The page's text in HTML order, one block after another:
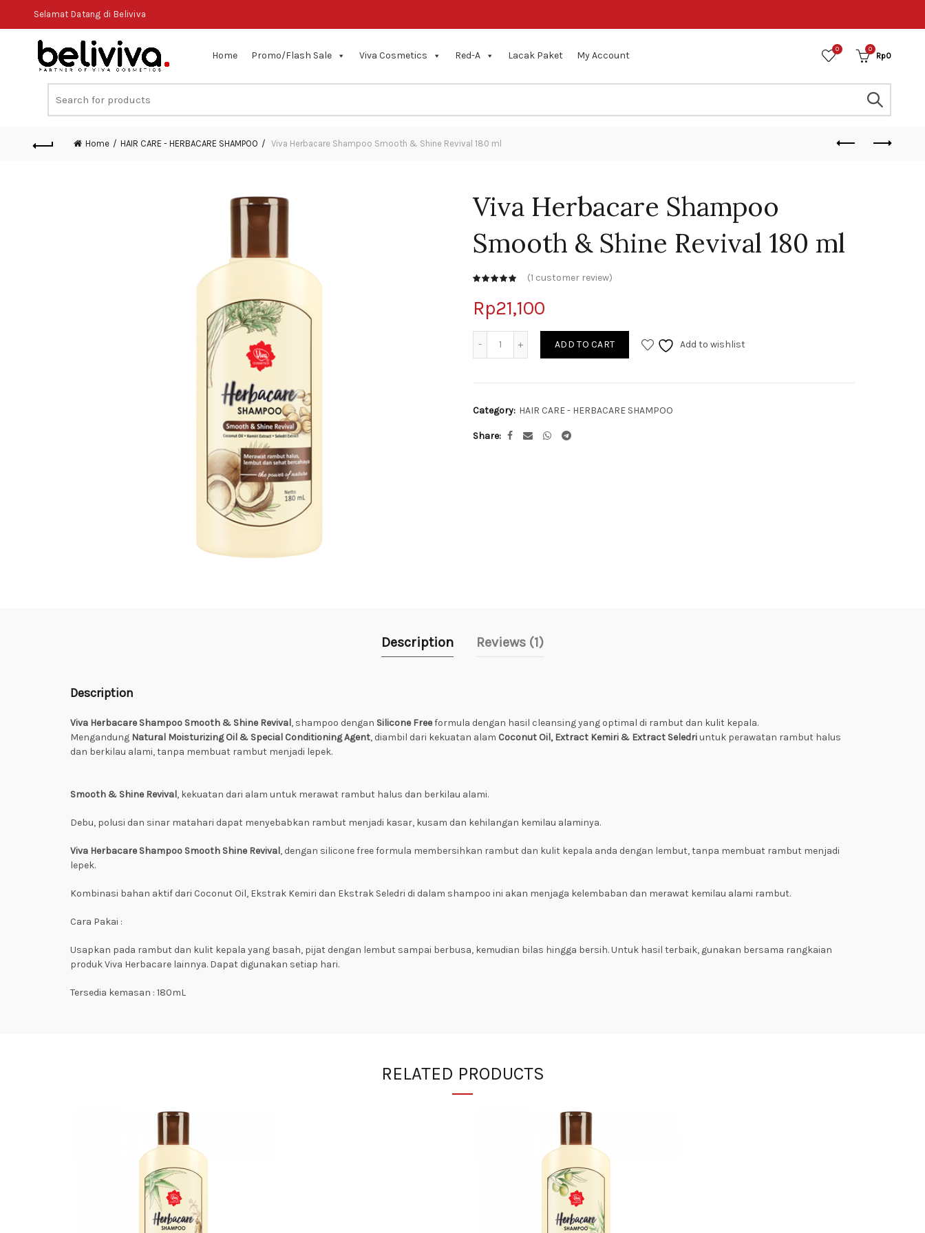
Selamat Datang di Beliviva
Home Promo/Flash Sale Viva Cosmetics Red-A Lacak Paket My Account
0 0
Rp0
Search
for:
Home HAIR CARE - HERBACARE SHAMPOO Viva Herbacare Shampoo Smooth & Shine Revival 180 ml
Viva Herbacare Shampoo
Smooth & Shine Revival 180 ml
(1 customer review)
Rp21,100
Quantity
ADD TO CART Add to wishlist
Category: HAIR CARE - HERBACARE SHAMPOO
Share
Description Reviews (1)
Description
Viva Herbacare Shampoo Smooth & Shine Revival, shampoo dengan Silicone Freeformula dengan hasil cleansing yang optimal di rambut dan kulit kepala.
Mengandung Natural Moisturizing Oil & Special Conditioning Agent, diambil dari kekuatan alam Coconut Oil, Extract Kemiri & Extract Seledriuntuk perawatan rambut halus
dan berkilau alami, tanpa membuat rambut menjadi lepek.
Smooth & Shine Revival, kekuatan dari alam untuk merawat rambut halus dan berkilau alami.
Debu, polusi dan sinar matahari dapat menyebabkan rambut menjadi kasar, kusam dan kehilangan kemilau alaminya.
Viva Herbacare Shampoo Smooth Shine Revival, dengan silicone free formula membersihkan rambut dan kulit kepala anda dengan lembut, tanpa membuat rambut menjadi
lepek.
Kombinasi bahan aktif dari Coconut Oil, Ekstrak Kemiri dan Ekstrak Seledri di dalam shampoo ini akan menjaga kelembaban dan merawat kemilau alami rambut.
Cara Pakai :
Usapkan pada rambut dan kulit kepala yang basah, pijat dengan lembut sampai berbusa, kemudian bilas hingga bersih. Untuk hasil terbaik, gunakan bersama rangkaian
produk Viva Herbacare lainnya. Dapat digunakan setiap hari.
Tersedia kemasan : 180mL
RELATED PRODUCTS